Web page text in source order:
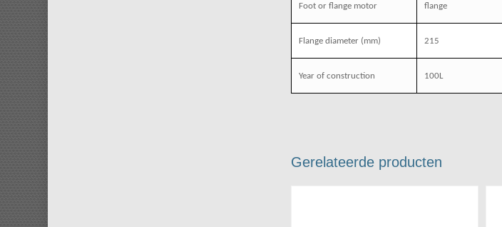
Foot or flange motor flange
Flange diameter (mm) 215
Year of construction 100L
Gerelateerde producten